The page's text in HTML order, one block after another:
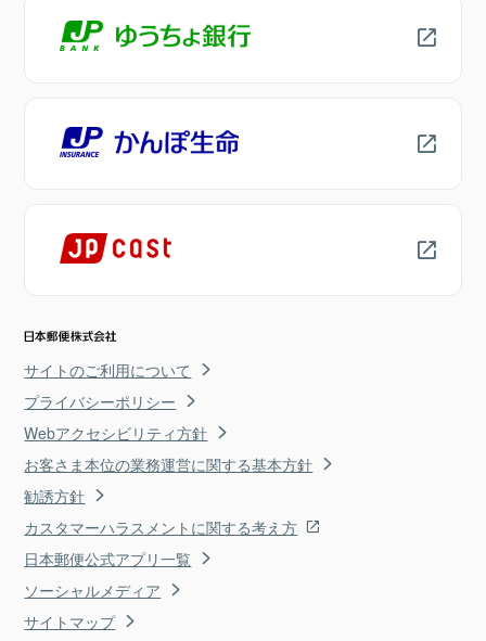
サイトのご利用について
プライバシーポリシー
Webアクセシビリティ方針
お客さま本位の業務運営に関する基本方針
勧誘方針
カスタマーハラスメントに関する考え方
日本郵便公式アプリ一覧
ソーシャルメディア
サイトマップ